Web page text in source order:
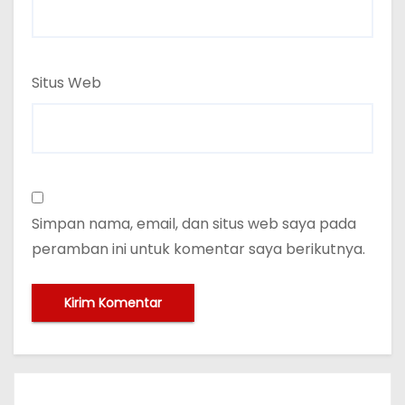
Situs Web
Simpan nama, email, dan situs web saya pada
peramban ini untuk komentar saya berikutnya.